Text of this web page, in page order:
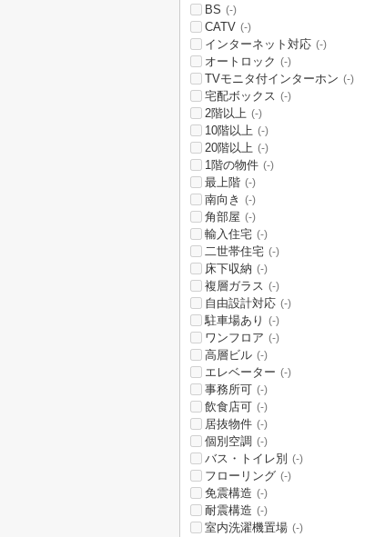
BS (-)
CATV (-)
インターネット対応 (-)
オートロック (-)
TVモニタ付インターホン (-)
宅配ボックス (-)
2階以上 (-)
10階以上 (-)
20階以上 (-)
1階の物件 (-)
最上階 (-)
南向き (-)
角部屋 (-)
輸入住宅 (-)
二世帯住宅 (-)
床下収納 (-)
複層ガラス (-)
自由設計対応 (-)
駐車場あり (-)
ワンフロア (-)
高層ビル (-)
エレベーター (-)
事務所可 (-)
飲食店可 (-)
居抜物件 (-)
個別空調 (-)
バス・トイレ別 (-)
フローリング (-)
免震構造 (-)
耐震構造 (-)
室内洗濯機置場 (-)